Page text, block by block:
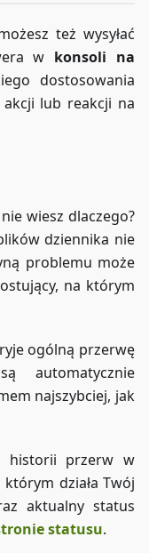
też wysyłać
w konsoli na
dostosowania
lub reakcji na
wiesz dlaczego?
dziennika nie
problemu może
na którym
ogólną przerwę
automatycznie
najszybciej, jak
historii przerw w
działa Twój
aktualny status
statusu.